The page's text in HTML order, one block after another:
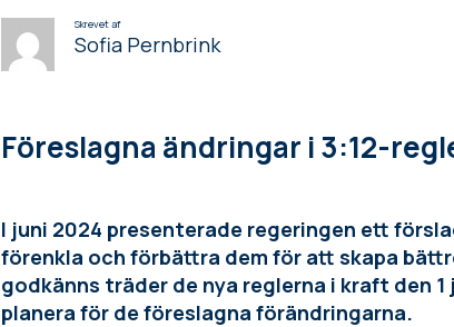
Skrevet af
Sofia Pernbrink
Föreslagna ändringar i 3:12-
I juni 2024 presenterade regeringen ett
förenkla och förbättra dem för att skapa
godkänns träder de nya reglerna i kraft den
planera för de föreslagna förändringarna.